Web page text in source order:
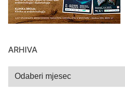
ARHIVA
Arhiva